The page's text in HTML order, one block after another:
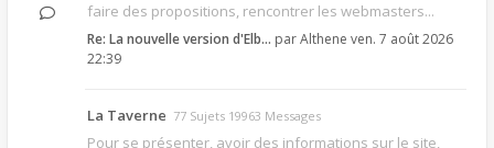
faire des propositions, rencontrer les webmasters...
Re: La nouvelle version d'Elb… parAlthene ven. 7 août 2026
22:39
La Taverne 77 Sujets 19963 Messages
Pour se présenter, avoir des informations sur le site,